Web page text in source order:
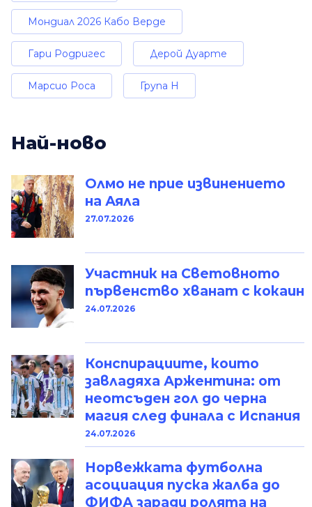
Мондиал 2026 Кабо Верде
Гари Родригес Дерой Дуарте
Марсио Роса Група H
Най-ново
Олмо не прие извинението
на Аяла
27.07.2026
Участник на Световното
първенство хванат с кокаин
24.07.2026
Конспирациите, които
завладяха Аржентина: от
неотсъден гол до черна
магия след финала с Испания
24.07.2026
Норвежката футболна
асоциация пуска жалба до
ФИФА заради ролята на